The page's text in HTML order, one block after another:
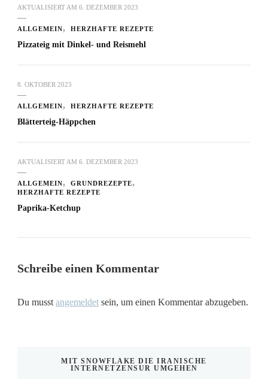
AKTUALISIERT AM 6. DEZEMBER 2023
ALLGEMEIN HERZHAFTE REZEPTE
Pizzateig mit Dinkel- und Reismehl
8. OKTOBER 2023
ALLGEMEIN HERZHAFTE REZEPTE
Blätterteig-Häppchen
AKTUALISIERT AM 6. DEZEMBER 2023
ALLGEMEIN
GRUNDREZEPTE
HERZHAFTE REZEPTE
Paprika-Ketchup
Schreibe einen Kommentar
Du musst angemeldet sein, um einen Kommentar abzugeben.
MIT SNOWFLAKE DIE IRANISCHE
INTERNETZENSUR UMGEHEN